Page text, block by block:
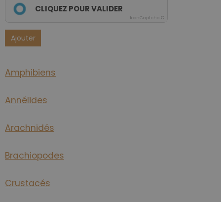
CLIQUEZ POUR VALIDER
IconCaptcha ©
Ajouter
Amphibiens
Annélides
Arachnidés
Brachiopodes
Crustacés